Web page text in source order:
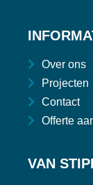
Over ons
Projecten
Contact
Offerte
VAN